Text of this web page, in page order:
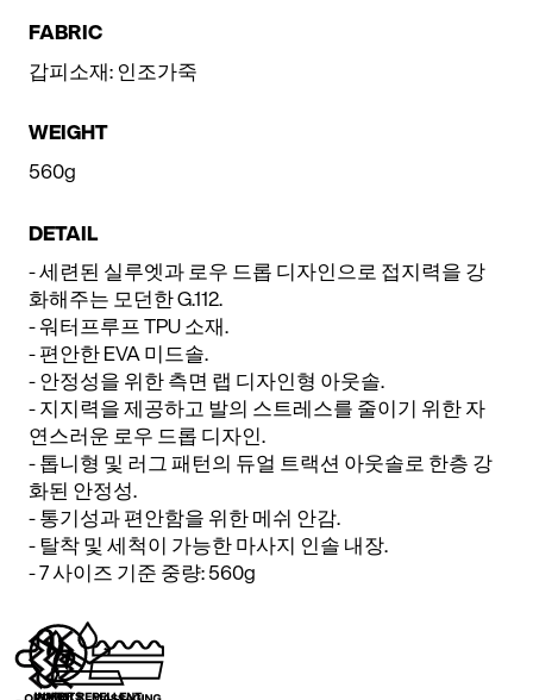
FABRIC
갑피소재: 인조가죽
WEIGHT
560g
DETAIL
- 세련된 실루엣과 로우 드롭 디자인으로 접지력을 강
화해주는 모던한 G.112.
- 워터프루프 TPU 소재.
- 편안한 EVA 미드솔.
- 안정성을 위한 측면 랩 디자인형 아웃솔.
- 지지력을 제공하고 발의 스트레스를 줄이기 위한 자
연스러운 로우 드롭 디자인.
- 톱니형 및 러그 패턴의 듀얼 트랙션 아웃솔로 한층 강
화된 안정성.
- 통기성과 편안함을 위한 메쉬 안감.
- 탈착 및 세척이 가능한 마사지 인솔 내장.
- 7 사이즈 기준 중량: 560g